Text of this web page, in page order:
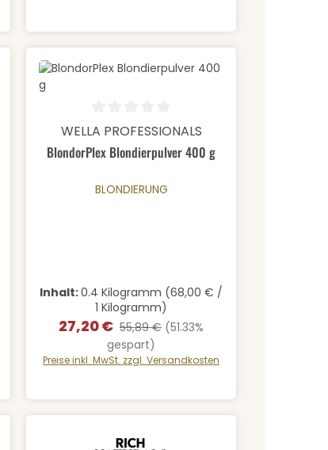
von 5 Sternen
Produkt Anzahl: Gib den
Durchschnittliche Bewertung von 0 von 5 Sternen
WELLA PROFESSIONALS
BlondorPlex Blondierpulver 400 g
BLONDIERUNG
Inhalt:0.4 Kilogramm (68,00 € /
1 Kilogramm)
Verkaufspreis:
27,20 € Regulärer Preis:
55,89 € (51.33%
gespart)
Preise inkl. MwSt. zzgl. Versandkosten